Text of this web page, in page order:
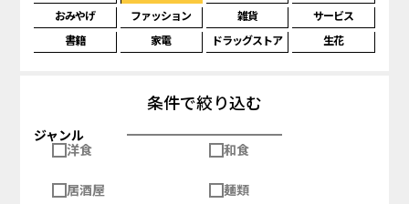
おみやげ ファッション 雑貨
サービス
書籍
家電 ドラッグストア 生花
条件で絞り込む
ジャンル
洋食
和食
居酒屋 麺類